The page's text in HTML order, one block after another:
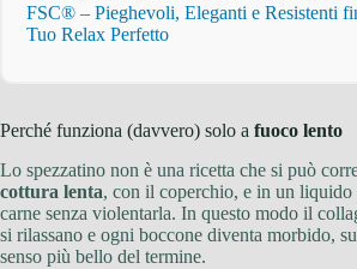
FSC® – Pieghevoli, Eleganti e Resistenti
Tuo Relax Perfetto
Perché funziona (davvero) solo a fuoco lento
Lo spezzatino non è una ricetta che si può
cottura lenta, con il coperchio, e in un liquido
carne senza violentarla. In questo modo il
si rilassano e ogni boccone diventa morbido,
senso più bello del termine.